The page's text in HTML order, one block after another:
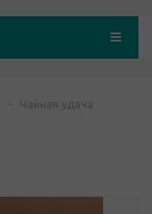
- Чайная удача